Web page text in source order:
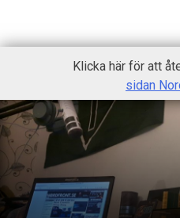
Klicka här för att
sidan